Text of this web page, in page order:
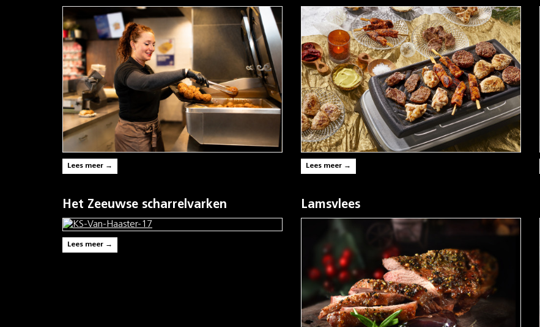
Lees meer → Lees meer →
Het Zeeuwse scharrelvarken
Lees meer →
Lamsvlees